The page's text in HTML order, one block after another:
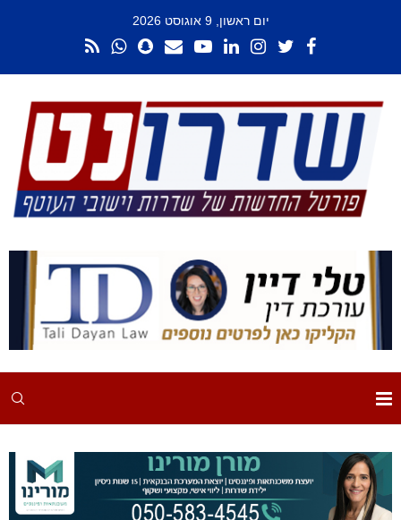
יום ראשון, 9 אוגוסט 2026